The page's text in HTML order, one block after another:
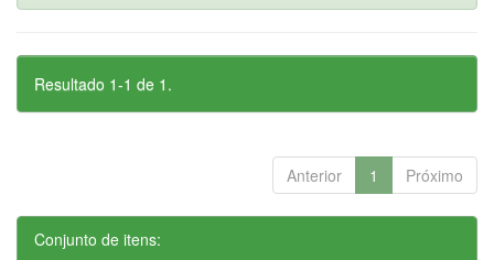
Resultado 1-1 de 1.
Anterior 1 Próximo
Conjunto de itens: